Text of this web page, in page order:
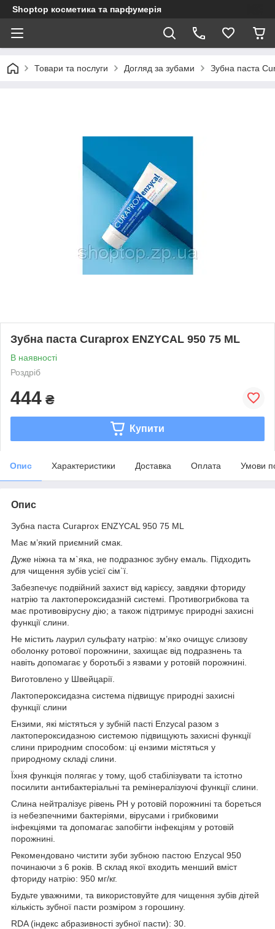
Shoptop косметика та парфумерія
Товари та послуги Догляд за зубами Зубна паста
Зубна паста Curaprox ENZYCAL 950 75 ML
В наявності
Роздріб
444 ₴
Купити
Опис Характеристики Доставка Оплата Умови
Опис
Зубна паста Curaprox ENZYCAL 950 75 ML
Має м’який приємний смак.
Дуже ніжна та м`яка, не подразнює зубну емаль. Підходить
для чищення зубів усієї сім`ї.
Забезпечує подвійний захист від карієсу, завдяки фториду
натрію та лактопероксидазній системі. Противогрибкова та
має противовірусну дію; а також підтримує природні захисні
функції слини.
Не містить лаурил сульфату натрію: м’яко очищує слизову
оболонку ротової порожнини, захищає від подразнень та
навіть допомагає у боротьбі з язвами у ротовій порожнині.
Виготовлено у Швейцарії.
Лактопероксидазна система підвищує природні захисні
функції слини
Ензими, які містяться у зубній пасті Enzycal разом з
лактопероксидазною системою підвищують захисні функції
слини природним способом: ці ензими містяться у
природному складі слини.
Їхня функція полягає у тому, щоб стабілізувати та істотно
посилити антибактеріальні та ремінералізуючі функції слини.
Слина нейтралізує рівень PH у ротовій порожнині та бореться
із небезпечними бактеріями, вірусами і грибковими
інфекціями та допомагає запобігти інфекціям у ротовій
порожнині.
Рекомендовано чистити зуби зубною пастою Enzycal 950
починаючи з 6 років. В склад якої входить менший вміст
фториду натрію: 950 мг/кг.
Будьте уважними, та використовуйте для чищення зубів дітей
кількість зубної пасти розміром з горошину.
RDA (індекс абразивності зубної пасти): 30.